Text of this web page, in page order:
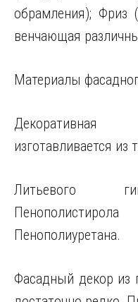
обрамления); Фриз
венчающая
Материалы
изготавливается из
Литьевого
Пенополиуретана.
Фасадный декор из